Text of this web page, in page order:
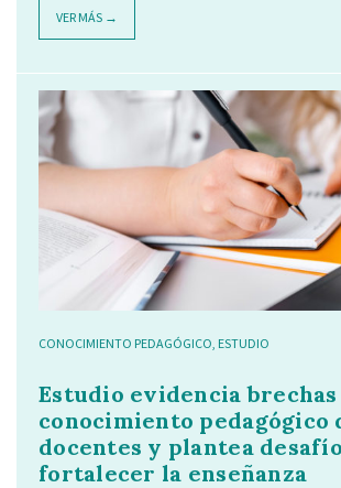
VER MÁS →
CONOCIMIENTO PEDAGÓGICO, ESTUDIO
Estudio evidencia brechas
conocimiento pedagógico
docentes y plantea
fortalecer la enseñanza